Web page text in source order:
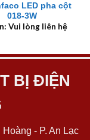
LED pha cột
018-3W
Vui lòng liên hệ
BỊ ĐIỆN
- P. An Lạc